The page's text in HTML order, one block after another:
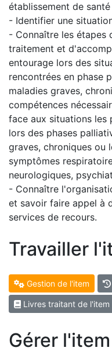
établissement de
- Identifier une
- Connaître les étapes
traitement et
entourage lors des
rencontrées en phase
maladies graves,
compétences
face aux situations les
lors des phases
graves, chroniques ou
symptômes
neurologiques,
- Connaître
et savoir faire appel à
services de recours.
Travailler
Gestion de l'item
Livres traitant de l'item
Gérer l'item